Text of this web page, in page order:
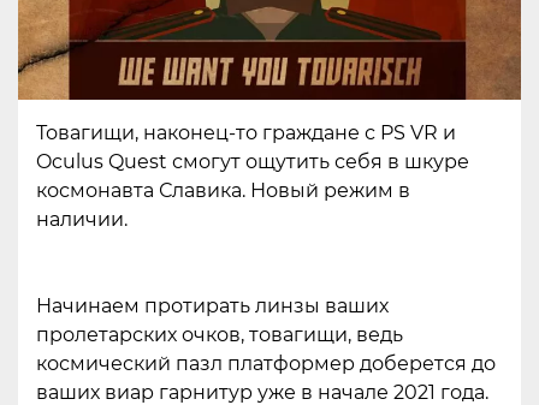
Товагищи, наконец-то граждане с PS VR и
Oculus Quest смогут ощутить себя в шкуре
космонавта Славика. Новый режим в
наличии.
Начинаем протирать линзы ваших
пролетарских очков, товагищи, ведь
космический пазл платформер доберется до
ваших виар гарнитур уже в начале 2021 года.